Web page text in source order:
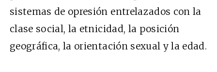
sistemas de opresión entrelazados con la
clase social, la etnicidad, la posición
geográfica, la orientación sexual y la edad.